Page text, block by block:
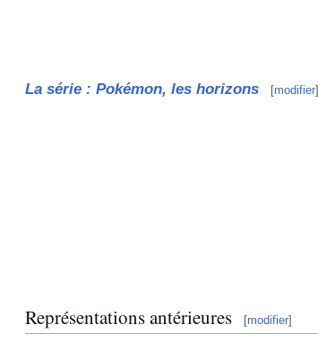
La série : Pokémon, les horizons [modifier]
Représentations antérieures [modifier]